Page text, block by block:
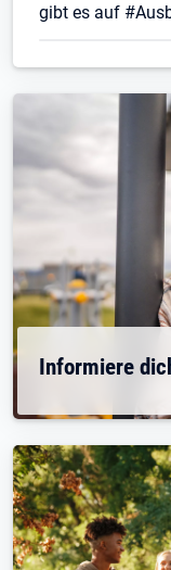
gibt es auf
Informiere